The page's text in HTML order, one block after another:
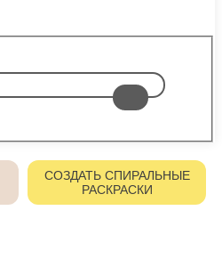
СОЗДАТЬ СПИРАЛЬНЫЕ
РАСКРАСКИ